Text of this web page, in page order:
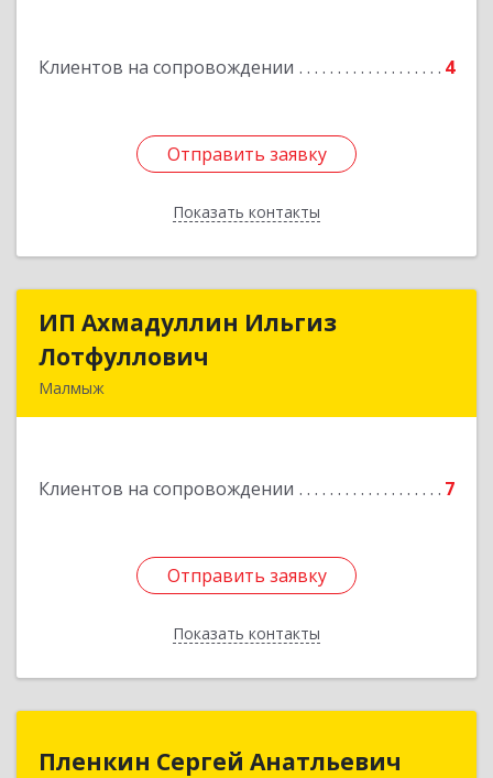
Клиентов на сопровождении 4
Отправить заявку
Показать контакты
Отправить заявку
Назад
ИП Ахмадуллин Ильгиз
Лотфуллович
Малмыж
Клиентов на сопровождении 7
Отправить заявку
Показать контакты
ИП Ахмадуллин Ильгиз
Подробнее
Отправить заявку
Назад
Пленкин Сергей Анатльевич
Пленкин Сергей Анатльевич